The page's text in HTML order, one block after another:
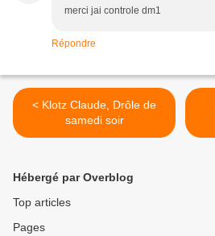
merci jai controle dm1
Répondre
< Klotz Claude, Drôle de
samedi soir
Hébergé par Overblog
Top articles
Pages